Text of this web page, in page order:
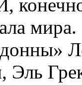
Эль